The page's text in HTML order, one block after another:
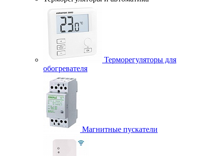
Терморегуляторы для
обогревателя
Магнитные пускатели